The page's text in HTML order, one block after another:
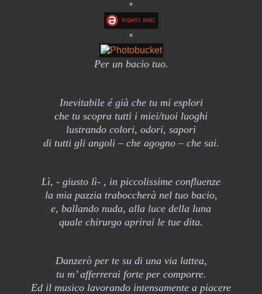
*
*
Per un bacio tuo.
Inevitabile é già che tu mi esplori
che tu scopra tutti i miei/tuoi luoghi
lustrando colori, odori, sapori
di tutti gli angoli – che agogno – che sai.
Lì, - giusto lì- , in piccolissime confluenze
la mia pazzia traboccherà nel tuo bacio,
e, ballando nuda, alla luce della luna
quale chirurgo aprirai le tue dita.
Danzerò per te su di una via lattea,
tu m’ afferrerai forte per comporre.
Ed il musico lavorando intensamente a piacere